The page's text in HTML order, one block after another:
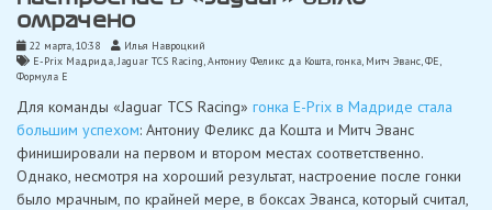
омрачено
22 марта, 10:38
Илья Навроцкий
E-Prix Мадрида Jaguar TCS Racing Антониу Феликс да Кошта гонка Митч Эванс ФЕ
Формула Е
Для команды «Jaguar TCS Racing» гонка E-Prix в Мадриде стала
большим успехом: Антониу Феликс да Кошта и Митч Эванс
финишировали на первом и втором местах соответственно.
Однако, несмотря на хороший результат, настроение после гонки
было мрачным, по крайней мере, в боксах Эванса, который считал,